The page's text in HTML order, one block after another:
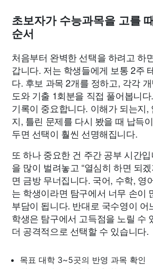
초보자가 수능과목을 고를
순서
처음부터 완벽한 선택을 하려고 하
갑니다. 저는 학생들에게 보통 2주
다. 후보 과목 2개를 정하고, 각각
도와 기출 1회분을 직접 풀어봅니
기록이 중요합니다. 이해가 되는지,
지, 틀린 문제를 다시 봤을 때 납득
두면 선택이 훨씬 선명해집니다.
또 하나 중요한 건 주간 공부 시간
을 많이 벌려놓고 “열심히 하면 되
면 금방 무너집니다. 국어, 수학, 영
는 학생이라면 탐구에서 너무 손이
부담이 됩니다. 반대로 국수영이 어
학생은 탐구에서 고득점을 노릴 수
더 공격적으로 선택할 수 있습니다.
목표 대학 3~5곳의 반영 과목 확인